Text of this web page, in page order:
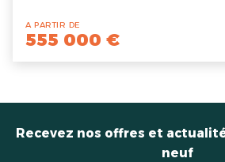
A PARTIR DE
555 000 €
Recevez nos offres et
neuf